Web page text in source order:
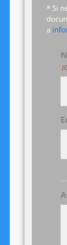
* Si
a